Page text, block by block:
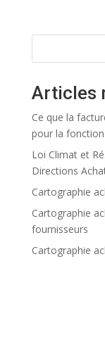
Articles
Ce que la
pour la
Loi Climat et
Directions
Cartographie
Cartographie
fournisseurs
Cartographie